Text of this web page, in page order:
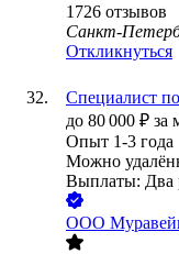
1726 отзывов
Санкт-
Откликнуться
Cпециалист
до 80 000 ₽ за
Опыт 1-3 года
Можно
Выплаты: Два
ООО